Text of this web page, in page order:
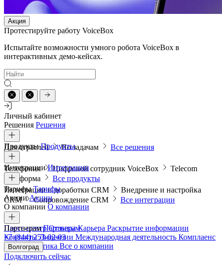
Акция
Протестируйте работу VoiceBox
Испытайте возможности умного робота VoiceBox в
интерактивных демо-кейсах.
Личный кабинет
Решения Решения
Для отраслей По задачам Все решения
ПродуктыПродукты
Телефония Цифровой сотрудник VoiceBox
Telecom
платформа
Все продукты
ИнтеграцииИнтеграции
Интеграции и доработки CRM
Внедрение и настройка
CRM
Сопровождение CRM Все интеграции
ТарифыТарифы
АкцииАкции
О компании О компании
Пресс-центрОтзывыКарьера Раскрытие информации
КонтактыЛицензии Международная деятельность Комплаенс
и деловая этика Все о компании
ПартнерамПартнерам
+7 (844) 253-02-03
Волгоград
Подключить сейчас